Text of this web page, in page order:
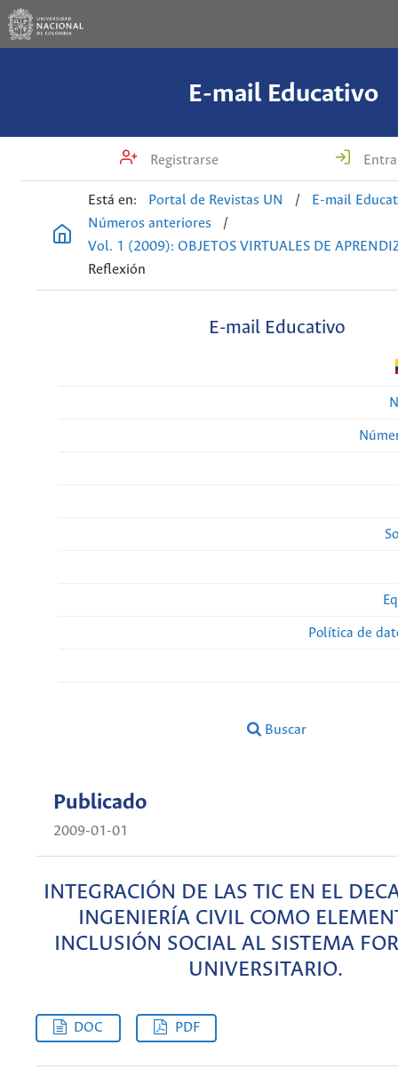
E-mail Educativo
Registrarse
Está en: Portal de Revistas UN /
E-mail
Números anteriores
/
Vol. 1 (2009): OBJETOS VIRTUALES DE
Reflexión
E-mail Educativo
Política de
Buscar
Publicado
2009-01-01
INTEGRACIÓN DE LAS TIC EN EL
INGENIERÍA CIVIL COMO
INCLUSIÓN SOCIAL AL SISTEMA
UNIVERSITARIO.
DOC PDF